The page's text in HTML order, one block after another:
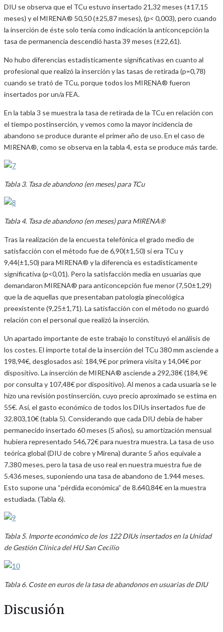
DIU se observa que el TCu estuvo insertado 21,32 meses (±17,15
meses) y el MIRENA® 50,50 (±25,87 meses), (p< 0,003), pero cuando
la inserción de éste solo tenía como indicación la anticoncepción la
tasa de permanencia descendió hasta 39 meses (±22,61).
No hubo diferencias estadísticamente significativas en cuanto al
profesional que realizó la inserción y las tasas de retirada (p=0,78)
cuando se trató de TCu, porque todos los MIRENA® fueron
insertados por un/a FEA.
En la tabla 3 se muestra la tasa de retirada de la TCu en relación con
el tiempo postinserción, y vemos como la mayor incidencia de
abandono se produce durante el primer año de uso. En el caso de
MIRENA®, como se observa en la tabla 4, esta se produce más tarde.
Tabla 3. Tasa de abandono (en meses) para TCu
Tabla 4. Tasa de abandono (en meses) para MIRENA®
Tras la realización de la encuesta telefónica el grado medio de
satisfacción con el método fue de 6,90(±1,50) si era TCu y
9,44(±1,50) para MIRENA® y la diferencia es estadísticamente
significativa (p<0,01). Pero la satisfacción media en usuarias que
demandaron MIRENA® para anticoncepción fue menor (7,50±1,29)
que la de aquellas que presentaban patología ginecológica
preexistente (9,25±1,71). La satisfacción con el método no guardó
relación con el personal que realizó la inserción.
Un apartado importante de este trabajo lo constituyó el análisis de
los costes. El importe total de la inserción del TCu 380 mm asciende a
198,94€, desglosados así: 184,9€ por primera visita y 14,04€ por
dispositivo. La inserción de MIRENA® asciende a 292,38€ (184,9€
por consulta y 107,48€ por dispositivo). Al menos a cada usuaria se le
hizo una revisión postinserción, cuyo precio aproximado se estima en
55€. Así, el gasto económico de todos los DIUs insertados fue de
32.803,10€ (tabla 5). Considerando que cada DIU debía de haber
permanecido insertado 60 meses (5 años), su amortización mensual
hubiera representado 546,72€ para nuestra muestra. La tasa de uso
teórica global (DIU de cobre y Mirena) durante 5 años equivale a
7.380 meses, pero la tasa de uso real en nuestra muestra fue de
5.436 meses, suponiendo una tasa de abandono de 1.944 meses.
Esto supone una “pérdida económica” de 8.640,84€ en la muestra
estudiada. (Tabla 6).
Tabla 5. Importe económico de los 122 DIUs insertados en la Unidad
de Gestión Clínica del HU San Cecilio
Tabla 6. Coste en euros de la tasa de abandonos en usuarias de DIU
Discusión